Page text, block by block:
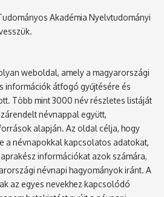
Akadémia Nyelvtudományi
weboldal, amely a magyarországi
információk átfogó gyűjtésére és
Több mint 3000 név részletes listáját
névnappal együtt,
alapján. Az oldal célja, hogy
a névnapokkal kapcsolatos adatokat,
információkat azok számára,
névnapi hagyományok iránt. A
az egyes nevekhez kapcsolódó